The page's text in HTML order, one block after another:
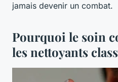
jamais devenir un combat.
Pourquoi le soin
les nettoyants